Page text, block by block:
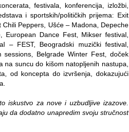
festivala, konferencija, izložbi,
i sportskih/političkih prijema: Exit
Peppers, Ušće – Madona, Depeche
European Dance Fest, Mikser festival,
– FEST, Beogradski muzički festival,
sessions, Belgrade Winter Fest, doček
suncu do kišom natopljenih nastupa,
od koncepta do izvršenja, dokazujući
iskustvo za nove i uzbudljive izazove.
da dodatno unapredim svoju stručnost